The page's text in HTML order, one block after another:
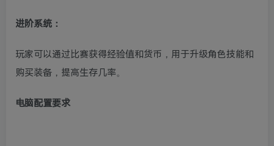
进阶系统：
玩家可以通过比赛获得经验值和货币，用于升级角色技能和
购买装备，提高生存几率。
电脑配置要求